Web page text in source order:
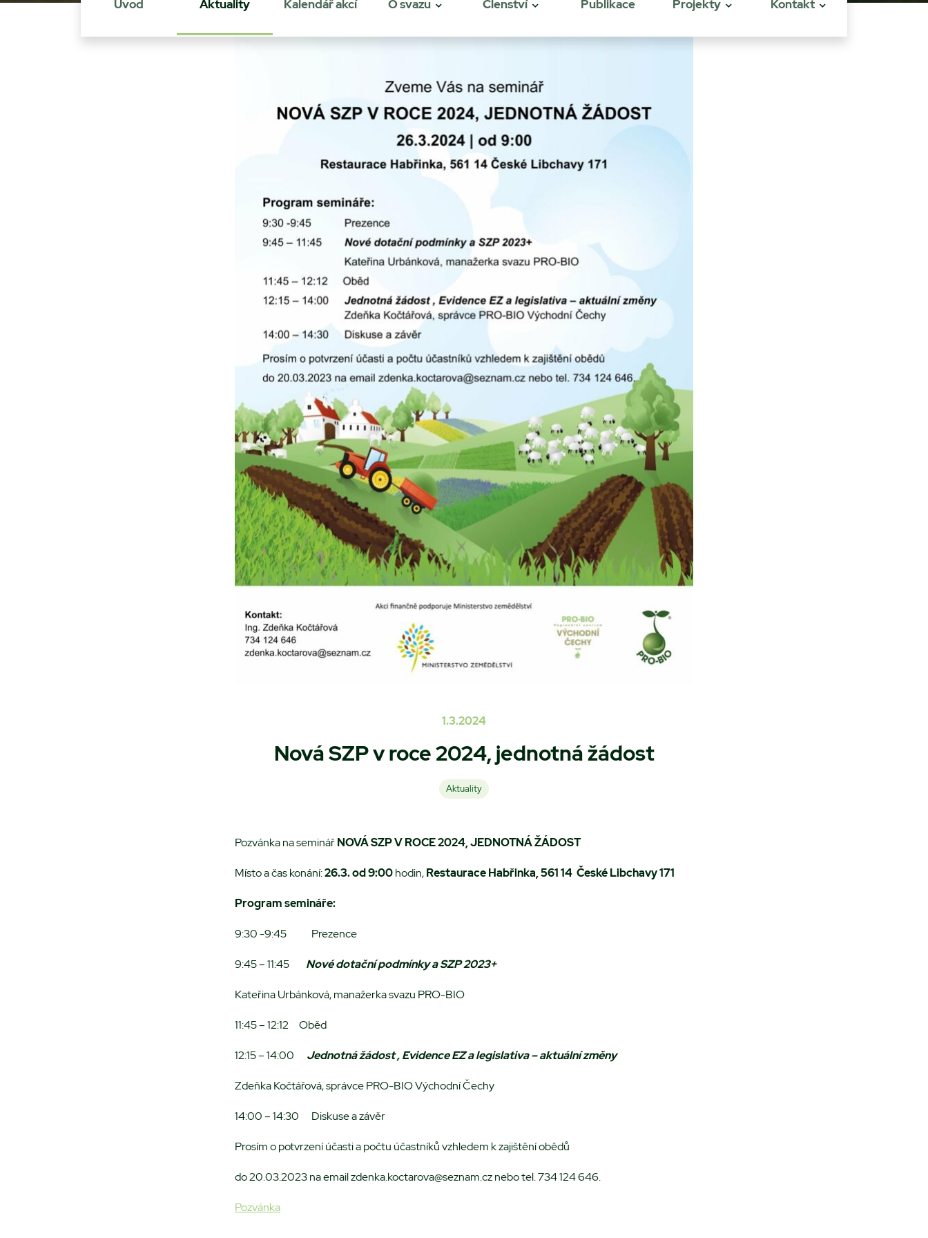
Úvod Aktuality Kalendář akcí O svazu Členství Publikace Projekty Kontakt
1.3.2024
Nová SZP v roce 2024, jednotná žádost
Aktuality
Pozvánka na seminářNOVÁ SZP V ROCE 2024, JEDNOTNÁ ŽÁDOST
Místo a čas konání:26.3. od 9:00hodin,Restaurace Habřinka, 561 14 České Libchavy 171
Program semináře:
9:30 -9:45 Prezence
9:45 – 11:45 Nové dotační podmínky a SZP 2023+
Kateřina Urbánková, manažerka svazu PRO-BIO
11:45 – 12:12 Oběd
12:15 – 14:00 Jednotná žádost , Evidence EZ a legislativa – aktuální změny
Zdeňka Kočtářová, správce PRO-BIO Východní Čechy
14:00 – 14:30 Diskuse a závěr
Prosím o potvrzení účasti a počtu účastníků vzhledem k zajištění obědů
do 20.03.2023 na email zdenka.koctarova@seznam.cz nebo tel. 734 124 646.
Pozvánka